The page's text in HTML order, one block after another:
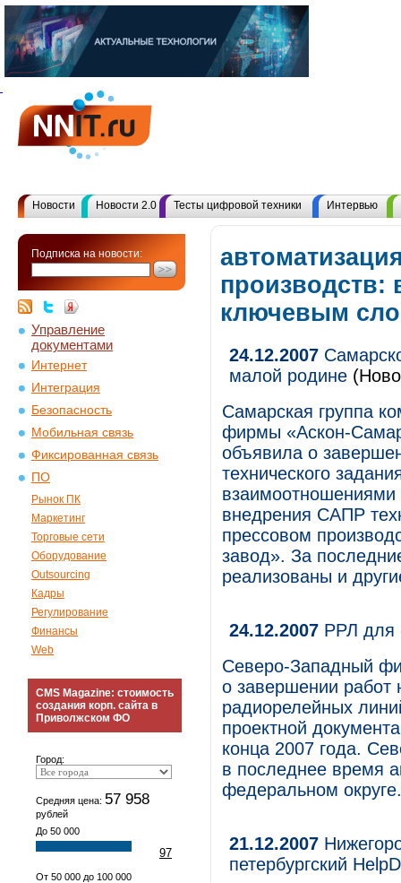
Новости Новости 2.0 Тесты цифровой техники Интервью
Подписка на новости:
Управление
документами
Интернет
Интеграция
Безопасность
Мобильная связь
Фиксированная связь
ПО
Рынок ПК
Маркетинг
Торговые сети
Оборудование
Outsourcing
Кадры
Регулирование
Финансы
Web
CMS Magazine: стоимость
создания корп. сайта в
Приволжском ФО
Город:
Средняя цена: 57 958
рублей
До 50 000
97
От 50 000 до 100 000
производств:
ключевым
24.12.2007
малой родине
Самарская группа
фирмы «Аскон-
объявила о
технического
внедрения САПР
прессовом
завод». За
реализованы и
24.12.2007 РРЛ для
Северо-Западный
о завершении работ
радиорелейных
проектной
конца 2007 года.
в последнее время
федеральном округе.
21.12.2007
петербургский